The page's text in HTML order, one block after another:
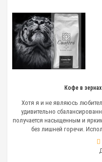
Кофе в
Хотя я и не являюсь
удивительно
получается насыщенным и
без лишней горечи.